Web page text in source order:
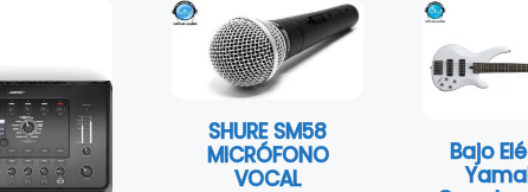
SHURE SM58
MICRÓFONO
VOCAL
Bajo